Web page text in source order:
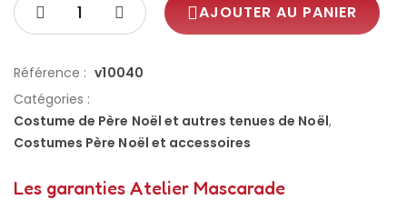
AJOUTER AU PANIER
Référence : v10040
Catégories :
Costume de Père Noël et autres tenues de Noël,
Costumes Père Noël et accessoires
Les garanties Atelier Mascarade